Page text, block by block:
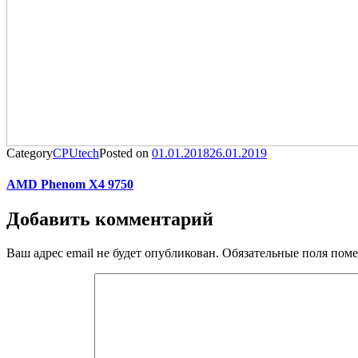
CategoryCPUtechPosted on 01.01.201826.01.2019
AMD Phenom X4 9750
Добавить комментарий
Ваш адрес email не будет опубликован. Обязательные поля